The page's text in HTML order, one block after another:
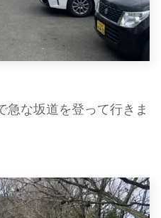
急な坂道を登って行きま